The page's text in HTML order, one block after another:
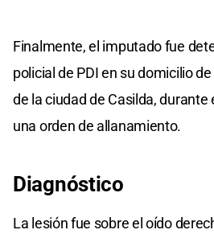
Finalmente, el imputado fue
policial de PDI en su domicilio
de la ciudad de Casilda,
una orden de allanamiento.
Diagnóstico
La lesión fue sobre el oído